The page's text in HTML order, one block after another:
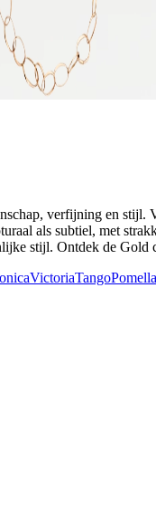
verfijning en stijl.
als subtiel, met
stijl. Ontdek de
VictoriaTango